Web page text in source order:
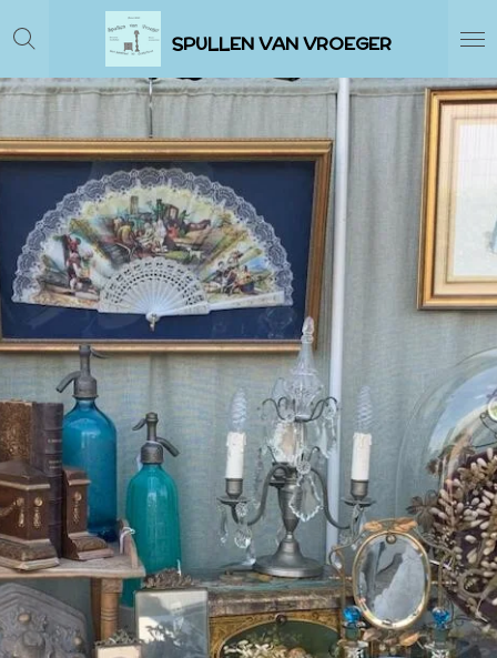
Ga
direct
naar
hoofdinhoud
SPULLEN VAN VROEGER